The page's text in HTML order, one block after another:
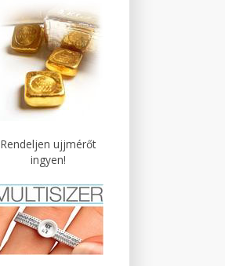
Rendeljen ujjmérőt
ingyen!